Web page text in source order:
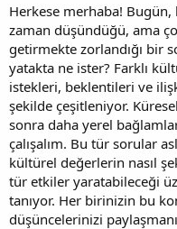
a
n
i
h
i
Herkese merhaba!
zaman düşündüğü, ama
getirmekte zorlandığı bir
yatakta ne ister? Farklı
istekleri, beklentileri ve
şekilde çeşitleniyor.
sonra daha yerel
çalışalım. Bu tür sorular
kültürel değerlerin nasıl
tür etkiler yaratabileceği
tanıyor. Her birinizin bu
düşüncelerinizi